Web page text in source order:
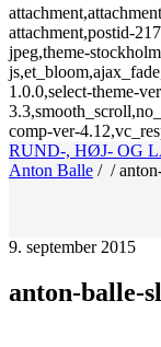
attachment,postid-
jpeg,theme-
1.0.0,select-theme-
comp-ver-
RUND-, HØJ- OG
Anton Balle / /
9. september 2015
anton-balle-